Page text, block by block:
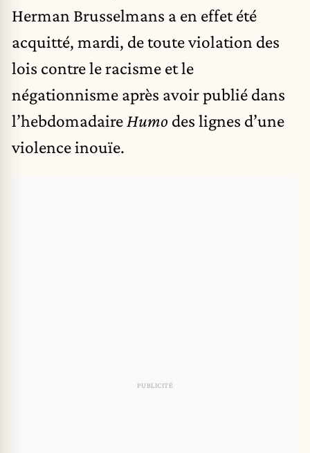
Herman Brusselmans a en effet été
acquitté, mardi, de toute violation des
lois contre le racisme et le
négationnisme après avoir publié dans
l’hebdomadaire Humo des lignes d’une
violence inouïe.